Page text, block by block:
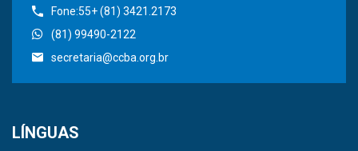
Fone:55+ (81) 3421.2173
(81) 99490-2122
secretaria@ccba.org.br
LÍNGUAS